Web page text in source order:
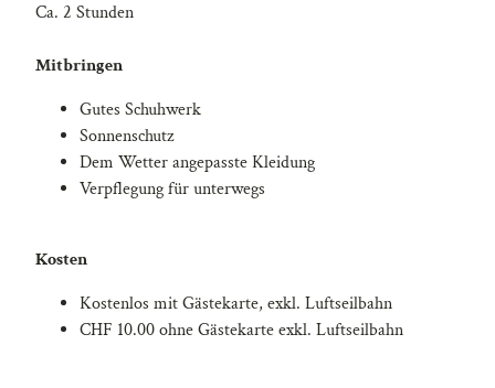
Ca. 2 Stunden
Mitbringen
Gutes Schuhwerk
Sonnenschutz
Dem Wetter angepasste Kleidung
Verpflegung für unterwegs
Kosten
Kostenlos mit Gästekarte, exkl. Luftseilbahn
CHF 10.00 ohne Gästekarte exkl. Luftseilbahn